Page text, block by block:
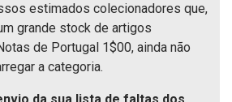
estimados colecionadores que,
grande stock de artigos
de Portugal 1$00, ainda não
a categoria.